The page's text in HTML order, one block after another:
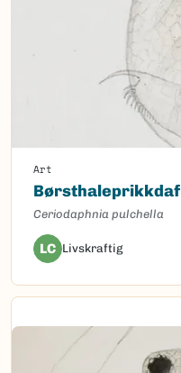
Art
Ceriodaphnia pulchella
LC Livskraftig